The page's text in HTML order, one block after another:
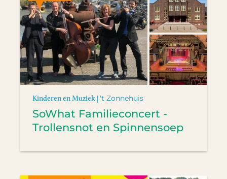
Kinderen en Muziek | 't Zonnehuis
SoWhat Familieconcert -
Trollensnot en Spinnensoep